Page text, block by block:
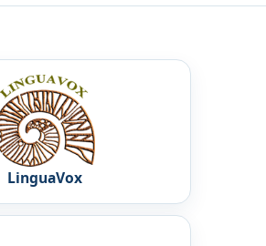
LinguaVox